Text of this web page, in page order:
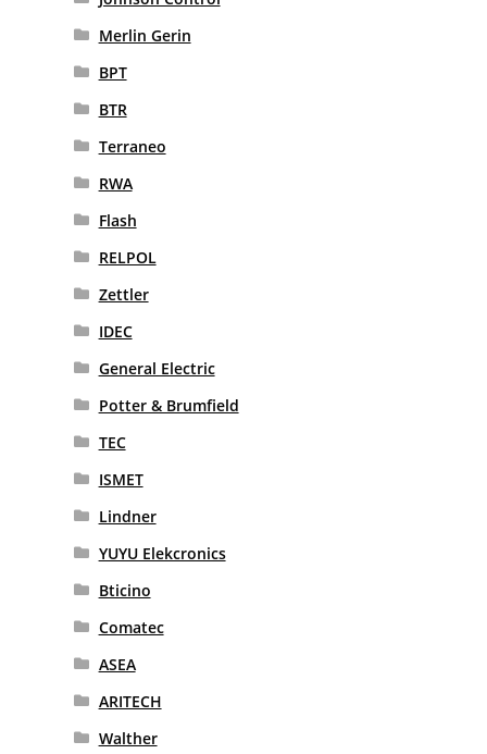
Merlin Gerin
BPT
BTR
Terraneo
RWA
Flash
RELPOL
Zettler
IDEC
General Electric
Potter & Brumfield
TEC
ISMET
Lindner
YUYU Elekcronics
Bticino
Comatec
ASEA
ARITECH
Walther